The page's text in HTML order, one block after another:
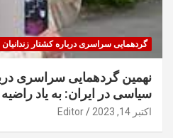
گردهمایی سراسری درباره کشتار
نهمین گردهمایی سراسری
سیاسی در ایران: به یاد راضیه
اکتبر 14, 2023 Editor